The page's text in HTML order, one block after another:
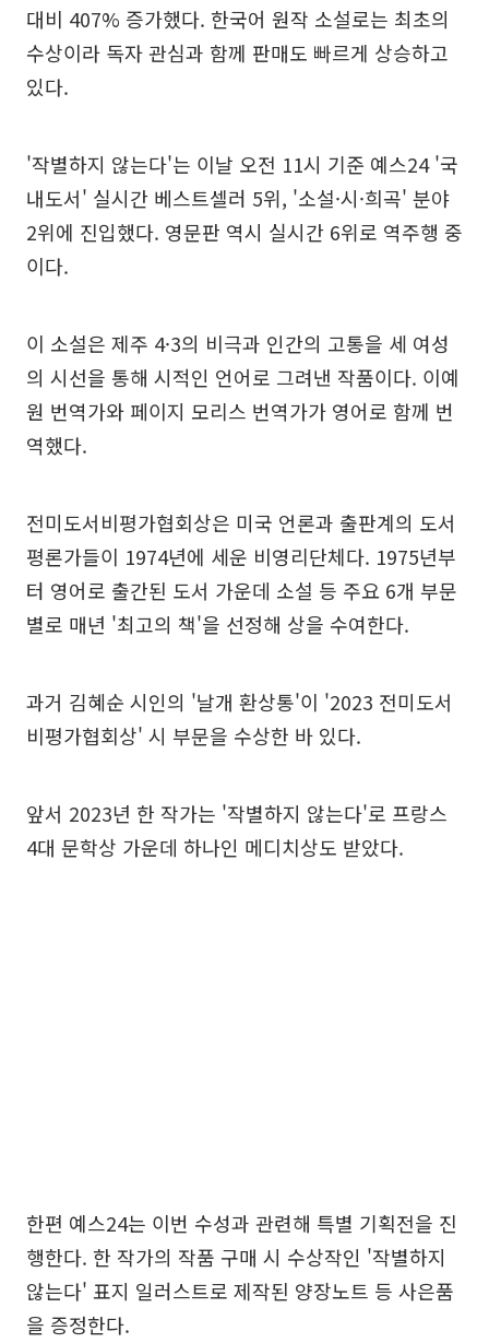
대비 407% 증가했다. 한국어 원작 소설로는 최초의
수상이라 독자 관심과 함께 판매도 빠르게 상승하고
있다.
'작별하지 않는다'는 이날 오전 11시 기준 예스24 '국
내도서' 실시간 베스트셀러 5위, '소설·시·희곡' 분야
2위에 진입했다. 영문판 역시 실시간 6위로 역주행 중
이다.
이 소설은 제주 4·3의 비극과 인간의 고통을 세 여성
의 시선을 통해 시적인 언어로 그려낸 작품이다. 이예
원 번역가와 페이지 모리스 번역가가 영어로 함께 번
역했다.
전미도서비평가협회상은 미국 언론과 출판계의 도서
평론가들이 1974년에 세운 비영리단체다. 1975년부
터 영어로 출간된 도서 가운데 소설 등 주요 6개 부문
별로 매년 '최고의 책'을 선정해 상을 수여한다.
과거 김혜순 시인의 '날개 환상통'이 '2023 전미도서
비평가협회상' 시 부문을 수상한 바 있다.
앞서 2023년 한 작가는 '작별하지 않는다'로 프랑스
4대 문학상 가운데 하나인 메디치상도 받았다.
한편 예스24는 이번 수성과 관련해 특별 기획전을 진
행한다. 한 작가의 작품 구매 시 수상작인 '작별하지
않는다' 표지 일러스트로 제작된 양장노트 등 사은품
을 증정한다.